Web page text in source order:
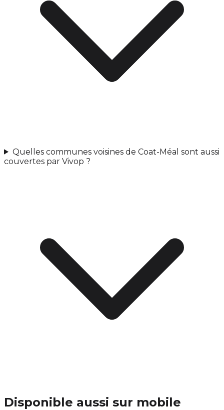
Quelles communes voisines de Coat-Méal sont aussi
couvertes par Vivop ?
Disponible aussi sur mobile